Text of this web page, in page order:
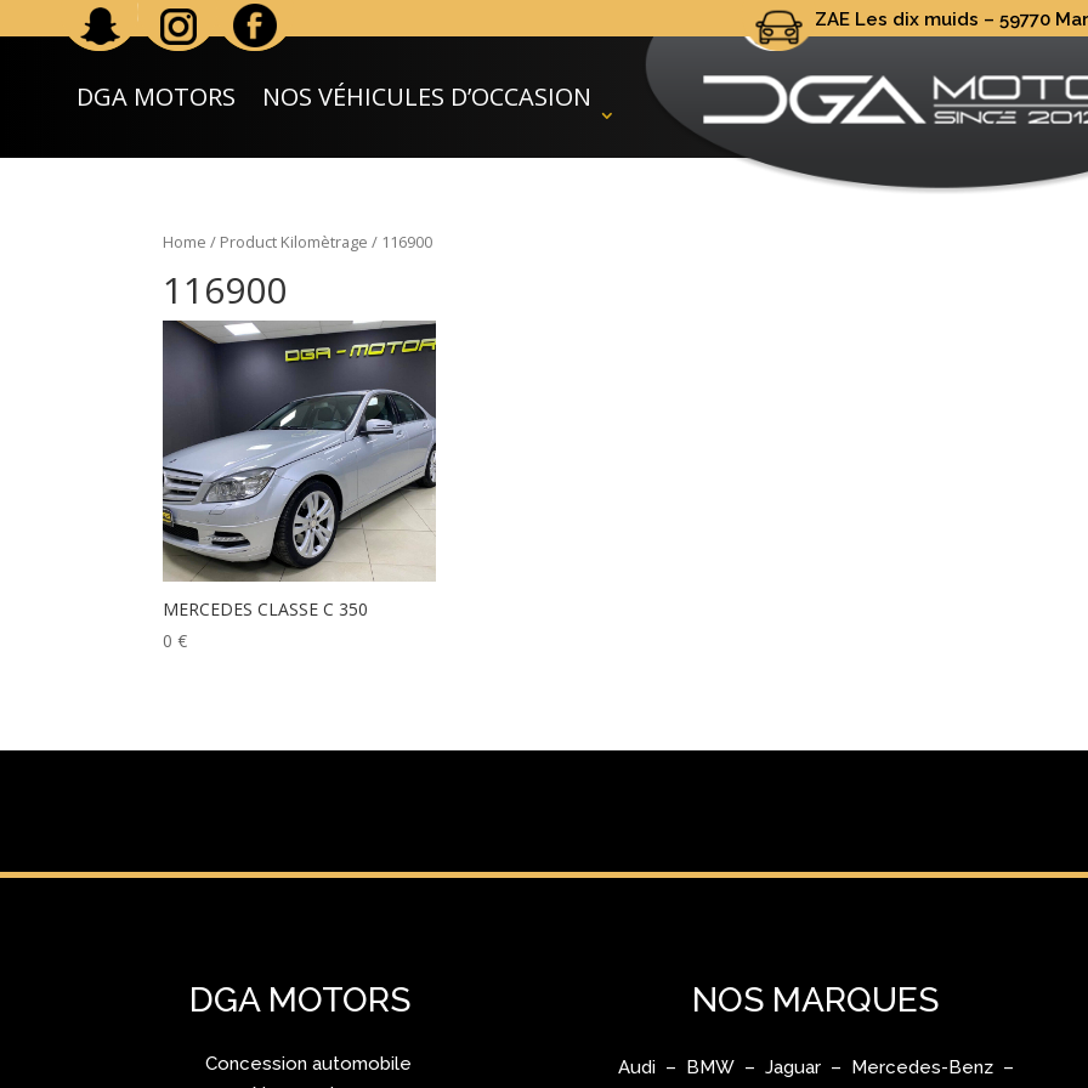
ZAE Les dix muids – 59770
ZAE Les dix muids – 59770
DGA MOTORS NOS VÉHICULES D’OCCASION
NOUS CONTACTER
Home / Product Kilomètrage / 116900
116900
MERCEDES CLASSE C 350
0€
DGA MOTORS
Concession automobile
NOS MARQUES
Audi – BMW – Jaguar – Mercedes-Benz –